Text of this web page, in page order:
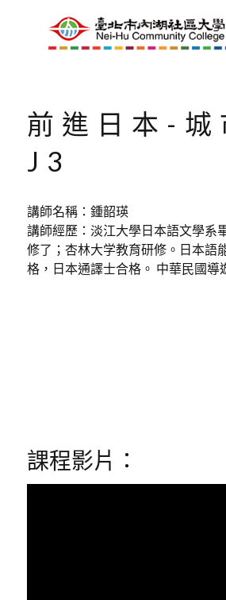
前進日本-城
J3
講師名稱：鍾韶瑛
講師經歷：淡江大學日本語文學系
修了；杏林大学教育研修。日本語
格，日本通譯士合格。 中華民國導
課程影片：